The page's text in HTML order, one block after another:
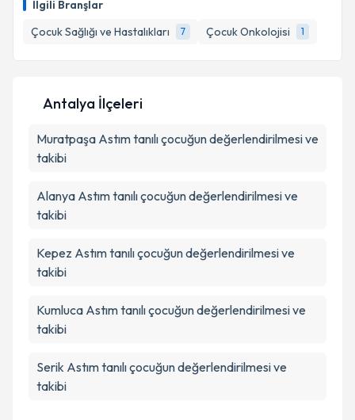
İlgili Branşlar
Çocuk Sağlığı ve Hastalıkları
7 Çocuk Onkolojisi 1
takvim hazırlandığında e-posta ile bilgilendireceğiz.
Metni'ni okudum ve kişisel verilerimin belirtilen
Takvim Talebini Gönder
Antalya İlçeleri
Muratpaşa Astım tanılı çocuğun değerlendirilmesi ve
takibi
Alanya Astım tanılı çocuğun değerlendirilmesi ve
takibi
Kepez Astım tanılı çocuğun değerlendirilmesi ve
takibi
Kumluca Astım tanılı çocuğun değerlendirilmesi ve
takibi
Serik Astım tanılı çocuğun değerlendirilmesi ve
takibi